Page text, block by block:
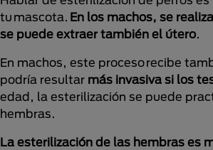
tu mascota. En los machos, se
se puede extraer también el útero.
En machos, este proceso recibe
podría resultar más invasiva si los
edad, la esterilización se puede
hembras.
La esterilización de las hembras es